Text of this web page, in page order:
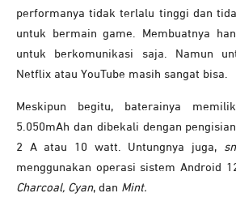
performanya tidak terlalu tinggi dan
untuk bermain game. Membuatnya
untuk berkomunikasi saja. Namun
Netflix atau YouTube masih sangat bisa.
Meskipun begitu, baterainya
5.050mAh dan dibekali dengan
2 A atau 10 watt. Untungnya juga,
menggunakan operasi sistem Android
Charcoal, Cyan, dan Mint.